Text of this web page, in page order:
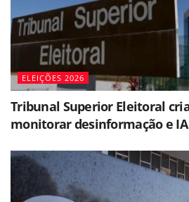
ELEIÇÕES 2026
Tribunal Superior Eleitoral
monitorar desinformação e